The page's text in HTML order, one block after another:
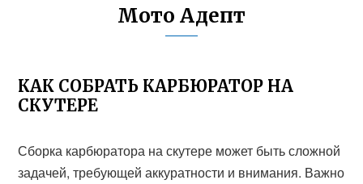
Мото Адепт
КАК СОБРАТЬ КАРБЮРАТОР НА
СКУТЕРЕ
Сборка карбюратора на скутере может быть сложной
задачей, требующей аккуратности и внимания. Важно